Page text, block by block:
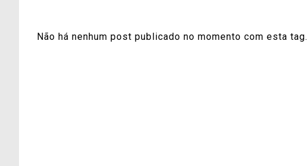
Não há nenhum post publicado no momento com esta tag.